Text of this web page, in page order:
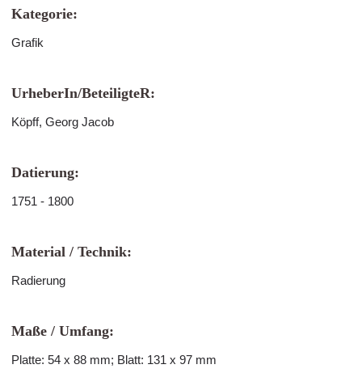
Kategorie:
Grafik
UrheberIn/BeteiligteR:
Köpff, Georg Jacob
Datierung:
1751 - 1800
Material / Technik:
Radierung
Maße / Umfang:
Platte: 54 x 88 mm; Blatt: 131 x 97 mm